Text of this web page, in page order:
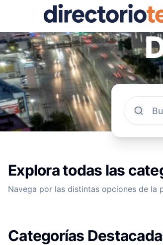
Explora todas las
Navega por las distintas opciones de la
Categorías